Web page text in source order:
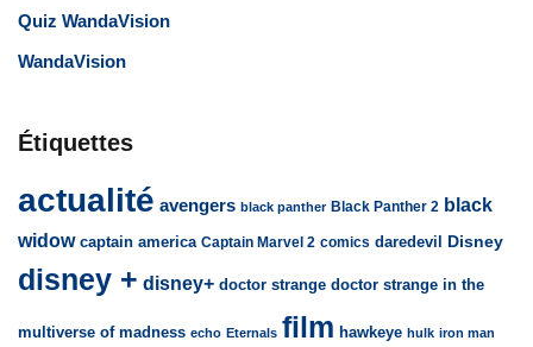
Quiz WandaVision
WandaVision
Étiquettes
actualité avengers black panther Black Panther 2 black
widow captain america Captain Marvel 2 comics daredevil Disney
disney + disney+ doctor strange doctor strange in the
multiverse of madness echo Eternals film hawkeye hulk iron man